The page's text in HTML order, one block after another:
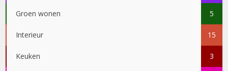
Groen wonen 5
Interieur 15
Keuken 3